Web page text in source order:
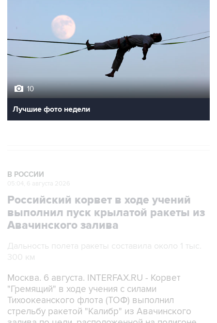
10
Лучшие фото недели
В РОССИИ
05:04, 6 августа 2026
Российский корвет в ходе учений
выполнил пуск крылатой ракеты из
Авачинского залива
Дальность полета ракеты составила около 1 тыс.
300 км
Москва. 6 августа. INTERFAX.RU - Корвет
"Гремящий" в ходе учения с силами
Тихоокеанского флота (ТОФ) выполнил
стрельбу ракетой "Калибр" из Авачинского